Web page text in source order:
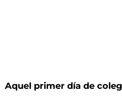
Aquel primer día de